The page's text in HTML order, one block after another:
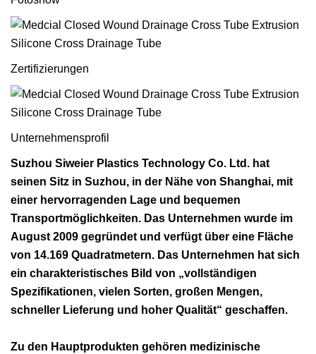
Zertifizierungen
Unternehmensprofil
Suzhou Siweier Plastics Technology Co. Ltd. hat
seinen Sitz in Suzhou, in der Nähe von Shanghai, mit
einer hervorragenden Lage und bequemen
Transportmöglichkeiten. Das Unternehmen wurde im
August 2009 gegründet und verfügt über eine Fläche
von 14.169 Quadratmetern. Das Unternehmen hat sich
ein charakteristisches Bild von „vollständigen
Spezifikationen, vielen Sorten, großen Mengen,
schneller Lieferung und hoher Qualität“ geschaffen.
Zu den Hauptprodukten gehören medizinische